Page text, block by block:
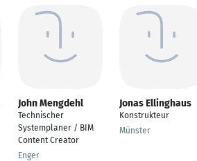
John Mengdehl
Technischer
Systemplaner / BIM
Content Creator
Enger
Jonas Ellinghaus
Konstrukteur
Münster